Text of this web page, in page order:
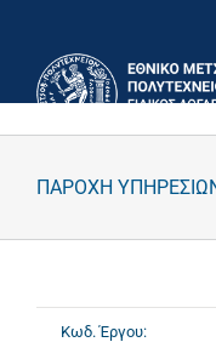
περιεχόμενο
ΠΑΡΟΧΗ
Κωδ. Έργου: